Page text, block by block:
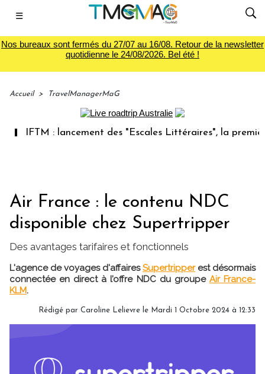
☰
Nos bureaux sont fermés du 27/07 au 16/08. Retour de la newsletter
quotidienne le 24/08/2026. Bel été !
Accueil > TravelManagerMaG
IFTM : lancement des "Escales Littéraires", la première
Air France : le contenu NDC
disponible chez Supertripper
Des avantages tarifaires et fonctionnels
L'agence de voyages d'affairesSupertripperest désormais
connectée en direct à l’offre NDC du groupe Air France-
KLM.
Rédigé par Caroline Lelievre le Mardi 1 Octobre 2024 à 12:33